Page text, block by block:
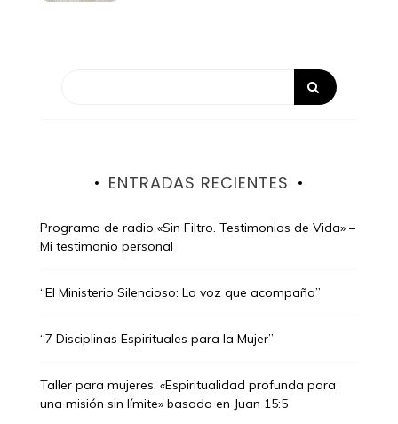
ENTRADAS RECIENTES
Programa de radio «Sin Filtro. Testimonios de Vida» –
Mi testimonio personal
“El Ministerio Silencioso: La voz que acompaña”
“7 Disciplinas Espirituales para la Mujer”
Taller para mujeres: «Espiritualidad profunda para
una misión sin límite» basada en Juan 15:5